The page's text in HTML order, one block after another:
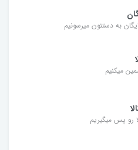
به دستتون میرسونیم
میکنیم
رو پس میگیریم